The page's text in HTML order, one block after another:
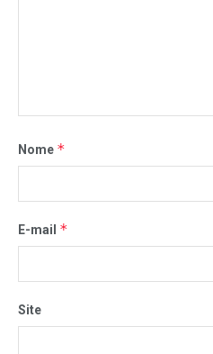
Nome *
E-mail *
Site